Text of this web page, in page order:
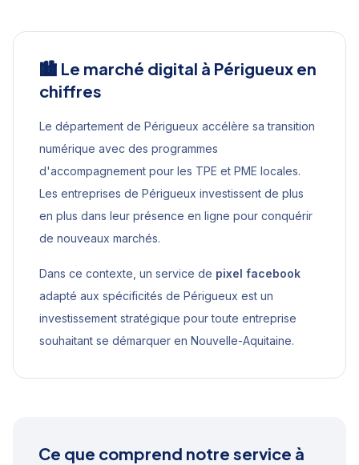
🏙️ Le marché digital à Périgueux en
chiffres
Le département de Périgueux accélère sa transition
numérique avec des programmes
d'accompagnement pour les TPE et PME locales.
Les entreprises de Périgueux investissent de plus
en plus dans leur présence en ligne pour conquérir
de nouveaux marchés.
Dans ce contexte, un service de pixel facebook
adapté aux spécificités de Périgueux est un
investissement stratégique pour toute entreprise
souhaitant se démarquer en Nouvelle-Aquitaine.
Ce que comprend notre service à